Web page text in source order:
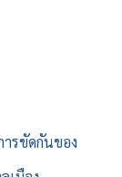
ารขัดกันของ